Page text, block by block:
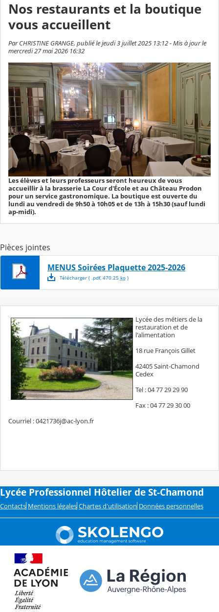
Nos restaurants et la boutique
vous accueillent
Par CHRISTINE GRANGE, publié le jeudi 3 juillet 2025 13:12 - Mis à jour le
mercredi 27 mai 2026 16:32
Les élèves et leurs professeurs seront heureux de vous
accueillir à la brasserie La Cour d'École et au Château Prodon
pour un service gastronomique. La boutique est ouverte du
lundi au vendredi de 9h50 à 10h05 et de 13h à 15h30 (sauf lundi
ap-midi).
Pièces jointes
MENUS Soirées Plaquette 2025-2026
Télécharger( .pdf, 470.25 ko)
Lycée des métiers de la
restauration et de
l'alimentation
18 rue François Gillet
42405 Saint-Chamond
Cedex
Tel : 04 77 29 29 90
Fax : 04 77 29 30 00
Courriel : 0421736j@ac-lyon.fr
Lycée Professionnel Hôtelier de St-Chamond
Contacts Mentions légales Chartes d'utilisation Données personnelles